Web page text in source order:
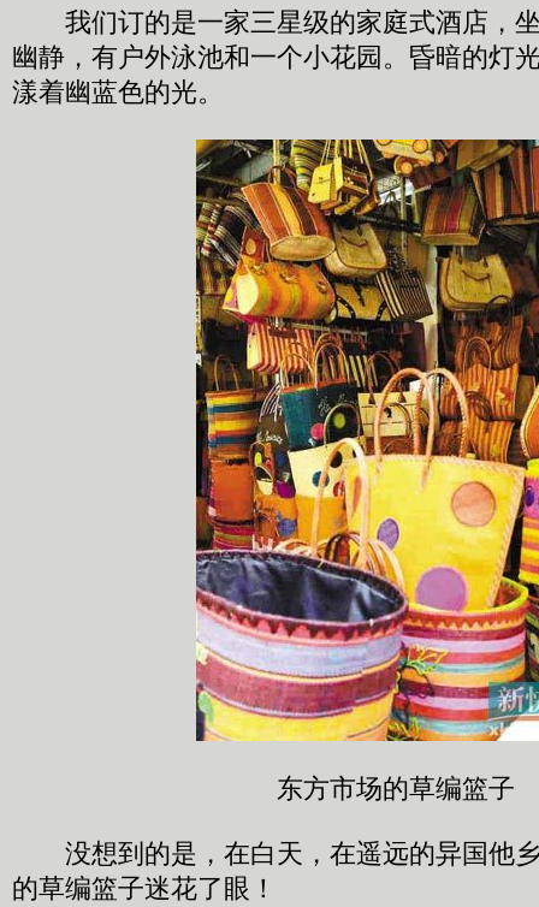
我们订的是一家三星级的家庭式酒店，
幽静，有户外泳池和一个小花园。昏暗的灯
漾着幽蓝色的光。
东方市场的草编篮子
没想到的是，在白天，在遥远的异国他
的草编篮子迷花了眼！